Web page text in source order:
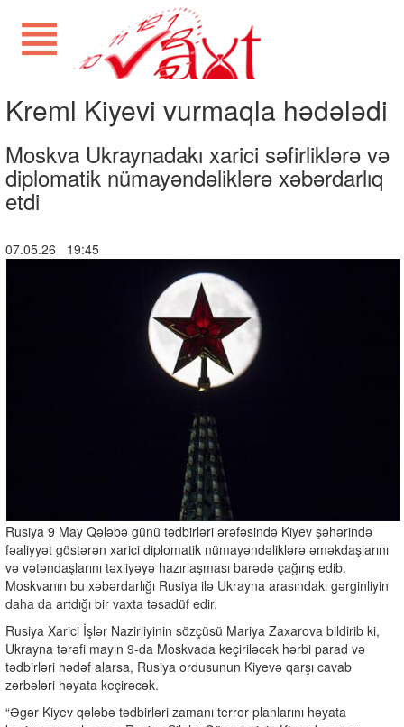
Kreml Kiyevi vurmaqla hədələdi
Moskva Ukraynadakı xarici səfirliklərə və
diplomatik nümayəndəliklərə xəbərdarlıq
etdi
07.05.26 19:45
Rusiya 9 May Qələbə günü tədbirləri ərəfəsində Kiyev şəhərində
fəaliyyət göstərən xarici diplomatik nümayəndəliklərə əməkdaşlarını
və vətəndaşlarını təxliyəyə hazırlaşması barədə çağırış edib.
Moskvanın bu xəbərdarlığı Rusiya ilə Ukrayna arasındakı gərginliyin
daha da artdığı bir vaxta təsadüf edir.
Rusiya Xarici İşlər Nazirliyinin sözçüsü Mariya Zaxarova bildirib ki,
Ukrayna tərəfi mayın 9-da Moskvada keçiriləcək hərbi parad və
tədbirləri hədəf alarsa, Rusiya ordusunun Kiyevə qarşı cavab
zərbələri həyata keçirəcək.
“Əgər Kiyev qələbə tədbirləri zamanı terror planlarını həyata